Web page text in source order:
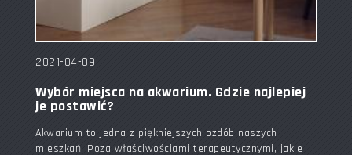
2021-04-09
Wybór miejsca na akwarium. Gdzie najlepiej
je postawić?
Akwarium to jedna z piękniejszych ozdób naszych
mieszkań. Poza właściwościami terapeutycznymi, jakie